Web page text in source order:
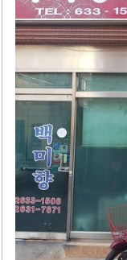
의 대화나 소중한
간까지 운영하여
사장님은 친절하게
한 식사 경험을 제
같은 존재로 자리
모도리 동네포차는
있는 장소로,..